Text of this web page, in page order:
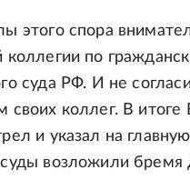
этого спора
коллегии по
суда РФ. И не
своих коллег. В итоге
и указал на
возложили бремя